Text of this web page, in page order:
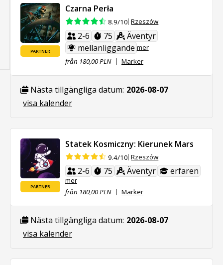
PARTNER
Czarna Perła
8.9/10 Rzeszów
2-6 75
Äventyr
mellanliggande mer
från 180,00 PLN
Marker
Nästa tillgängliga datum: 2026-08-07
visa kalender
PARTNER
Statek Kosmiczny: Kierunek Mars
9.4/10 Rzeszów
2-6 75 Äventyr erfaren
mer
från 180,00 PLN
Marker
Nästa tillgängliga datum: 2026-08-07
visa kalender